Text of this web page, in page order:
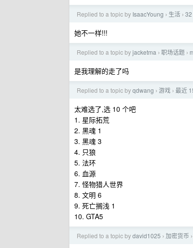
Replied to a topic by IsaacYoung › 生活 ›
她不一样!!!
Replied to a topic byjacketma › 职场话题 ›
是我理解的走了吗
Replied to a topic byqdwang › 游戏 › 最近
太难选了,选 10 个吧
1. 星际拓荒
2. 黑魂 1
3. 黑魂 3
4. 只狼
5. 法环
6. 血源
7. 怪物猎人世界
8. 文明 6
9. 死亡搁浅 1
10. GTA5
Replied to a topic bydavid1025 › 加密货币 ›